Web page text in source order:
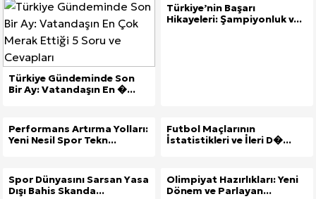
Türkiye Gündeminde Son
Bir Ay: Vatandaşın En �...
Türkiye’nin Başarı
Hikayeleri: Şampiyonluk v...
Performans Artırma Yolları:
Yeni Nesil Spor Tekn...
Futbol Maçlarının
İstatistikleri ve İleri D�...
Spor Dünyasını Sarsan Yasa
Dışı Bahis Skanda...
Olimpiyat Hazırlıkları: Yeni
Dönem ve Parlayan...